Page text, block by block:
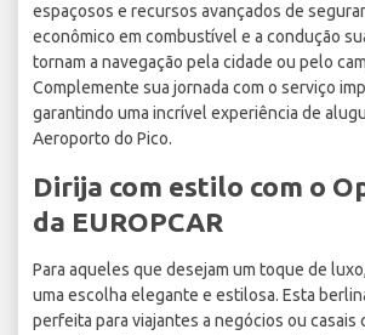
espaçosos e recursos avançados de
econômico em combustível e a condução
tornam a navegação pela cidade ou pelo
Complemente sua jornada com o serviço
garantindo uma incrível experiência de
Aeroporto do Pico.
Dirija com estilo com o
da EUROPCAR
Para aqueles que desejam um toque de
uma escolha elegante e estilosa. Esta
perfeita para viajantes a negócios ou casais